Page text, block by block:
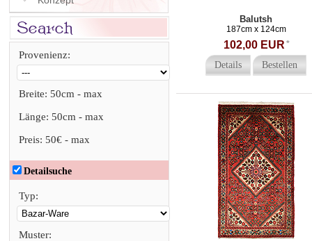
Provenienz:
Breite: 50cm - max
Länge: 50cm - max
Preis: 50€- max
Detailsuche
Typ:
Muster:
Balutsh
187cm x 124cm
102,00 EUR *
Details Bestellen